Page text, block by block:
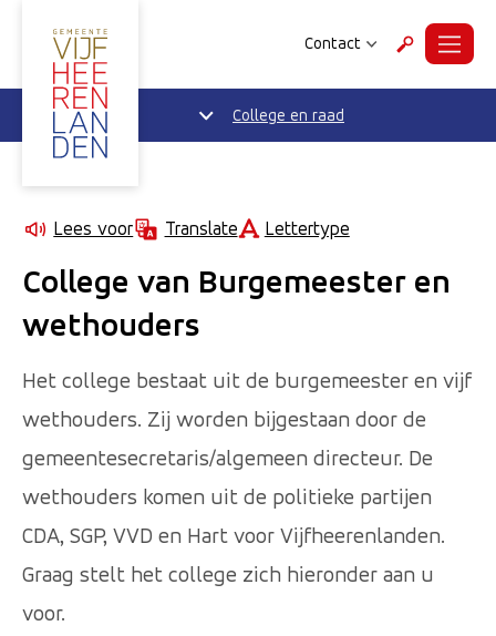
Contact ZoekenMenu
College en raad
Lees voor Translate Lettertype
College van Burgemeester en
wethouders
Het college bestaat uit de burgemeester en vijf
wethouders. Zij worden bijgestaan door de
gemeentesecretaris/algemeen directeur. De
wethouders komen uit de politieke partijen
CDA, SGP, VVD en Hart voor Vijfheerenlanden.
Graag stelt het college zich hieronder aan u
voor.